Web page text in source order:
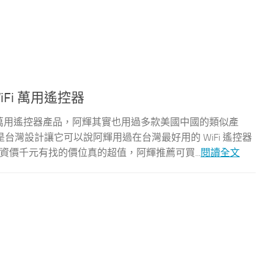
萬用遙控器
遙控器產品，阿輝其實也用過多款美國中國的類似產
灣設計讓它可以說阿輝用過在台灣最好用的 WiFi 遙控器
價千元有找的價位真的超值，阿輝推薦可買...閱讀全文